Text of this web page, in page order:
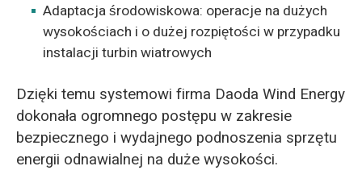
Adaptacja środowiskowa: operacje na dużych
wysokościach i o dużej rozpiętości w przypadku
instalacji turbin wiatrowych
Dzięki temu systemowi firma Daoda Wind Energy
dokonała ogromnego postępu w zakresie
bezpiecznego i wydajnego podnoszenia sprzętu
energii odnawialnej na duże wysokości.